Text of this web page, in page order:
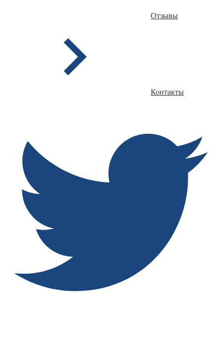
Отзывы
Контакты